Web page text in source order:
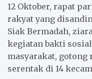
12 Oktober, rapat
rakyat yang
Siak Bermadah,
kegiatan bakti
masyarakat, gotong
serentak di 14